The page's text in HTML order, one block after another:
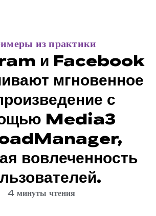
из практики
и Facebook
мгновенное
с
Media3
вовлеченность
4 минуты чтения